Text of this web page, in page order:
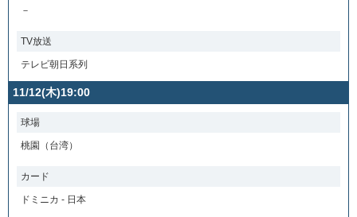
－
TV放送
テレビ朝日系列
11/12(木)19:00
球場
桃園（台湾）
カード
ドミニカ - 日本